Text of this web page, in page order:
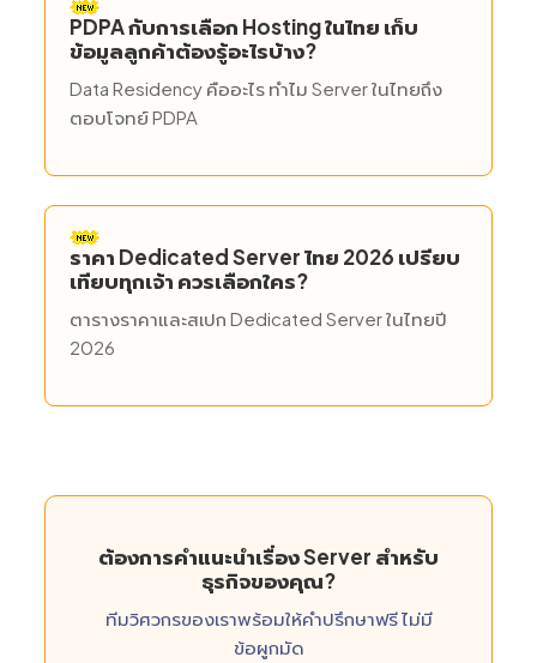
PDPA กับการเลือก Hosting ในไทย เก็บ
ข้อมูลลูกค้าต้องรู้อะไรบ้าง?
Data Residency คืออะไร ทำไม Server ในไทยถึง
ตอบโจทย์ PDPA
ราคา Dedicated Server ไทย 2026 เปรียบ
เทียบทุกเจ้า ควรเลือกใคร?
ตารางราคาและสเปก Dedicated Server ในไทยปี
2026
ต้องการคำแนะนำเรื่อง Server สำหรับ
ธุรกิจของคุณ?
ทีมวิศวกรของเราพร้อมให้คำปรึกษาฟรี ไม่มี
ข้อผูกมัด